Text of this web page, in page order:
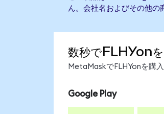
ん。会社名およびその他の
数秒でFLHYon
MetaMaskでFLHYonを購
Google Play